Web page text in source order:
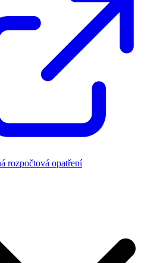
rozpočtová opatření